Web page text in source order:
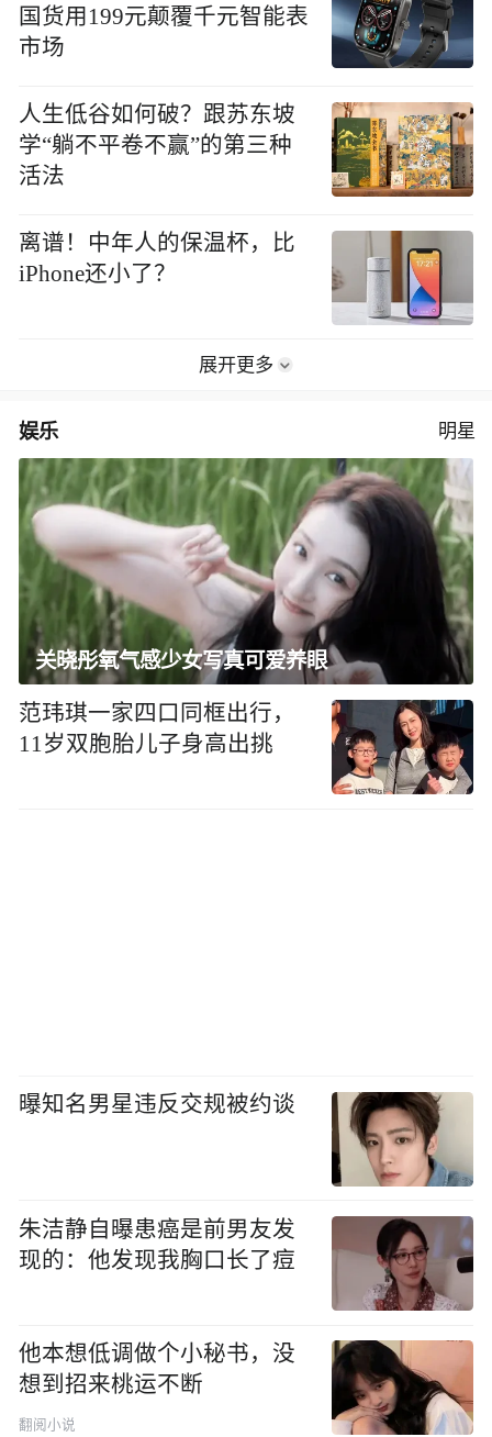
国货用199元颠覆千元智能表
市场
人生低谷如何破？跟苏东坡
学“躺不平卷不赢”的第三种
活法
离谱！中年人的保温杯，比
iPhone还小了？
展开更多
娱乐 明星
关晓彤氧气感少女写真可爱养眼
范玮琪一家四口同框出行，
11岁双胞胎儿子身高出挑
曝知名男星违反交规被约谈
朱洁静自曝患癌是前男友发
现的：他发现我胸口长了痘
他本想低调做个小秘书，没
想到招来桃运不断
翻阅小说